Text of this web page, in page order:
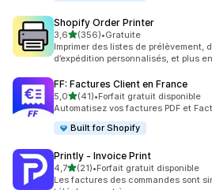
Shopify Order Printer
3,6étoile(s) sur 5
(356)
356 avis au total
•Gratuite
Imprimer des listes de prélèvement,
d’expédition personnalisés, et plus
FF: Factures Client en France
5,0étoile(s) sur 5
(41)
41 avis au total
•Forfait gratuit disponible
Automatisez vos factures PDF et
Built for Shopify
Printly ‑ Invoice Print
4,7étoile(s) sur 5
(21)
21 avis au total
•Forfait gratuit disponible
Les factures des commandes sont